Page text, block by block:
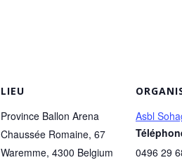
LIEU
Province Ballon Arena
Chaussée Romaine, 67
Waremme, 4300 Belgium
Asbl
0496 29